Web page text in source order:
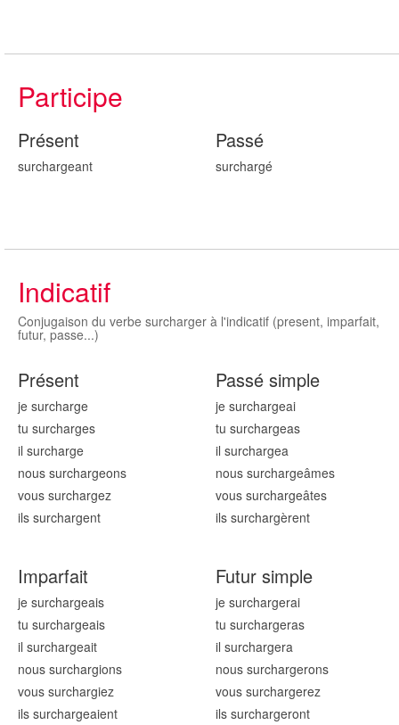
Participe
Présent
surchargeant
Passé
surchargé
Indicatif
Conjugaison du verbe surcharger à l'indicatif (present, imparfait,
futur, passe...)
Présent
je surcharge
tu surcharges
il surcharge
nous surchargeons
vous surchargez
ils surchargent
Passé simple
je surchargeai
tu surchargeas
il surchargea
nous surchargeâmes
vous surchargeâtes
ils surchargèrent
Imparfait
je surchargeais
tu surchargeais
il surchargeait
nous surchargions
vous surchargiez
ils surchargeaient
Futur simple
je surchargerai
tu surchargeras
il surchargera
nous surchargerons
vous surchargerez
ils surchargeront